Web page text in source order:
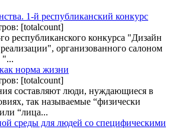
1-й республиканский конкурс
[totalcount]
республиканского конкурса "Дизайн
организованного салоном
"...
норма жизни
[totalcount]
составляют люди, нуждающиеся в
так называемые “физически
“лица...
среды для людей со специфическими